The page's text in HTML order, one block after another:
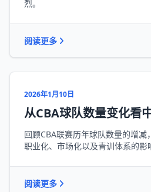
烈。
阅读更多
2026年1月10日
从CBA球队数量变化看
回顾CBA联赛历年球队数量的增
职业化、市场化以及青训体系的影
阅读更多